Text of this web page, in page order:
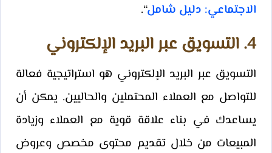
الاجتماعي: دليل شامل“.
4. التسويق عبر البريد الإلكتروني
التسويق عبر البريد الإلكتروني هو استراتيجية فعالة
للتواصل مع العملاء المحتملين والحاليين. يمكن أن
يساعدك في بناء علاقة قوية مع العملاء وزيادة
المبيعات من خلال تقديم محتوى مخصص وعروض